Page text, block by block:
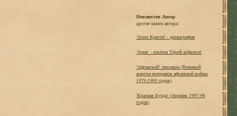
Неизвестен Автор
другие книги автора:
'Агата Кристи' - дискография
'Ария' - альбом 'Герой асфальта'
'Афганский' лексикон (Военный
жаргон ветеранов афганской войны
1979-1989 годов)
'Красная Бурда' (сборник 1997-98
годов)